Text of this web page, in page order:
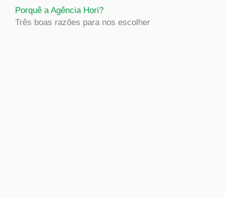
Porquê a Agência Hori?
Três boas razões para nos escolher